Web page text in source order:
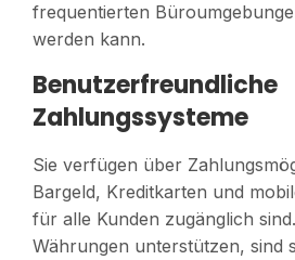
frequentierten
werden kann.
Benutzerfreundliche
Zahlungssysteme
Sie verfügen über
Bargeld, Kreditkarten und
für alle Kunden zugänglich
Währungen unterstützen, sind